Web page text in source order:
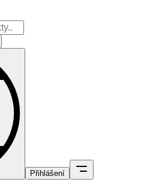
Přihlášení